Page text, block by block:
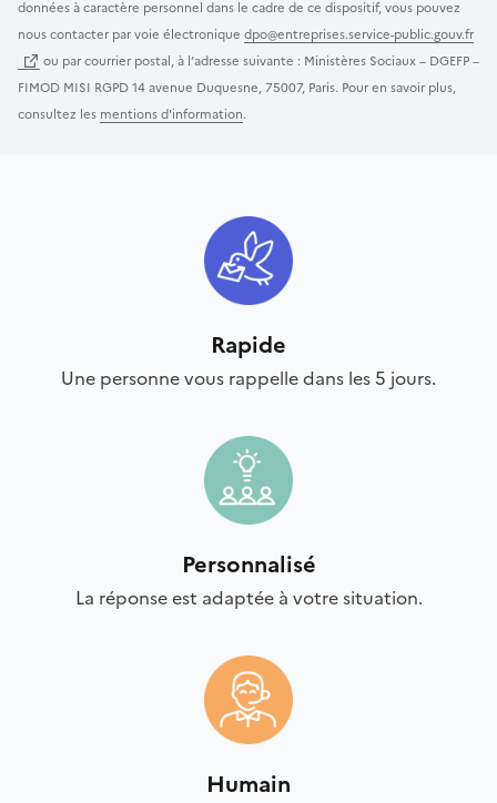
données à caractère personnel dans le cadre de ce dispositif, vous pouvez
nous contacter par voie électronique dpo@entreprises.service-public.gouv.fr
ou par courrier postal, à l’adresse suivante : Ministères Sociaux – DGEFP –
FIMOD MISI RGPD 14 avenue Duquesne, 75007, Paris. Pour en savoir plus,
consultez les mentions d'information.
Rapide
Une personne vous rappelle dans les 5 jours.
Personnalisé
La réponse est adaptée à votre situation.
Humain